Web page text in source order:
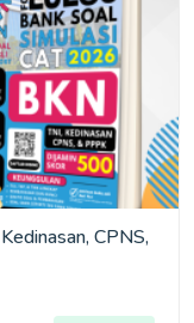
CPNS,